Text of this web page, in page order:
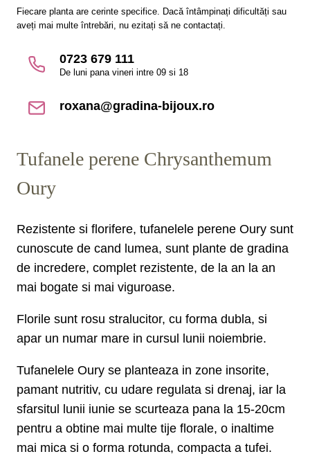
Fiecare planta are cerinte specifice. Dacă întâmpinați dificultăți sau
aveți mai multe întrebări, nu ezitați să ne contactați.
0723 679 111
De luni pana vineri intre 09 si 18
roxana@gradina-bijoux.ro
Tufanele perene Chrysanthemum
Oury
Rezistente si florifere, tufanelele perene Oury sunt
cunoscute de cand lumea, sunt plante de gradina
de incredere, complet rezistente, de la an la an
mai bogate si mai viguroase.
Florile sunt rosu stralucitor, cu forma dubla, si
apar un numar mare in cursul lunii noiembrie.
Tufanelele Oury se planteaza in zone insorite,
pamant nutritiv, cu udare regulata si drenaj, iar la
sfarsitul lunii iunie se scurteaza pana la 15-20cm
pentru a obtine mai multe tije florale, o inaltime
mai mica si o forma rotunda, compacta a tufei.